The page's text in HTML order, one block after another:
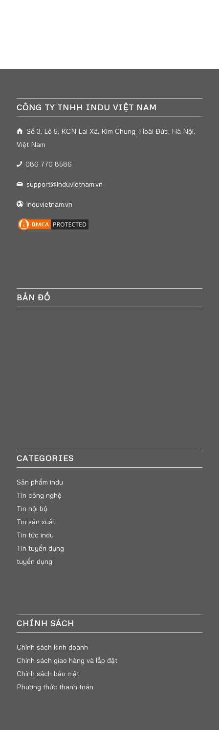
CÔNG TY TNHH INDU VIỆT NAM
Số 3, Lô 5, KCN Lai Xá, Kim Chung, Hoài Đức, Hà Nội,
Việt Nam
086 770 8586
support@induvietnam.vn
induvietnam.vn
BẢN ĐỒ
CATEGORIES
Sản phẩm indu
Tin công nghệ
Tin nội bộ
Tin sản xuất
Tin tức indu
Tin tuyển dụng
tuyển dụng
CHÍNH SÁCH
Chính sách kinh doanh
Chính sách giao hàng và lắp đặt
Chính sách bảo mật
Phương thức thanh toán